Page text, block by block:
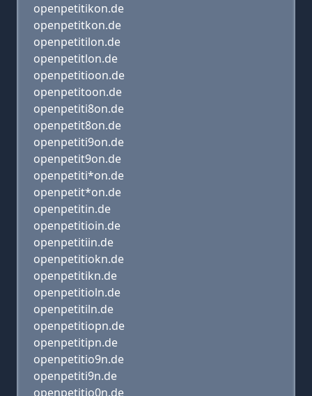
openpetitikon.de
openpetitkon.de
openpetitilon.de
openpetitlon.de
openpetitioon.de
openpetitoon.de
openpetiti8on.de
openpetit8on.de
openpetiti9on.de
openpetit9on.de
openpetiti*on.de
openpetit*on.de
openpetitin.de
openpetitioin.de
openpetitiin.de
openpetitiokn.de
openpetitikn.de
openpetitioln.de
openpetitiln.de
openpetitiopn.de
openpetitipn.de
openpetitio9n.de
openpetiti9n.de
openpetitio0n.de